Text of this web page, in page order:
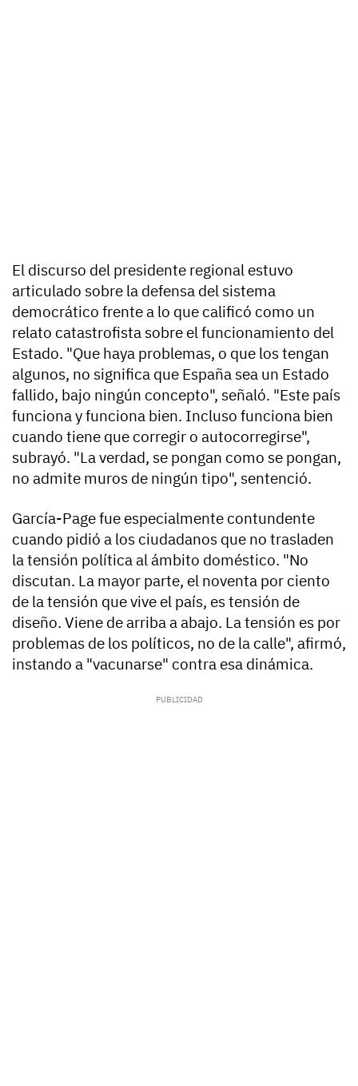
El discurso del presidente regional estuvo
articulado sobre la defensa del sistema
democrático frente a lo que calificó como un
relato catastrofista sobre el funcionamiento del
Estado. "Que haya problemas, o que los tengan
algunos, no significa que España sea un Estado
fallido, bajo ningún concepto", señaló. "Este país
funciona y funciona bien. Incluso funciona bien
cuando tiene que corregir o autocorregirse",
subrayó. "La verdad, se pongan como se pongan,
no admite muros de ningún tipo", sentenció.
García-Page fue especialmente contundente
cuando pidió a los ciudadanos que no trasladen
la tensión política al ámbito doméstico. "No
discutan. La mayor parte, el noventa por ciento
de la tensión que vive el país, es tensión de
diseño. Viene de arriba a abajo. La tensión es por
problemas de los políticos, no de la calle", afirmó,
instando a "vacunarse" contra esa dinámica.